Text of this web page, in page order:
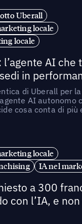
Uberall
locale
locale
l’agente AI
in
di Uberall per
AI autonomo
cosa conta di più
locale
IA nel
a 300
con l’IA, e